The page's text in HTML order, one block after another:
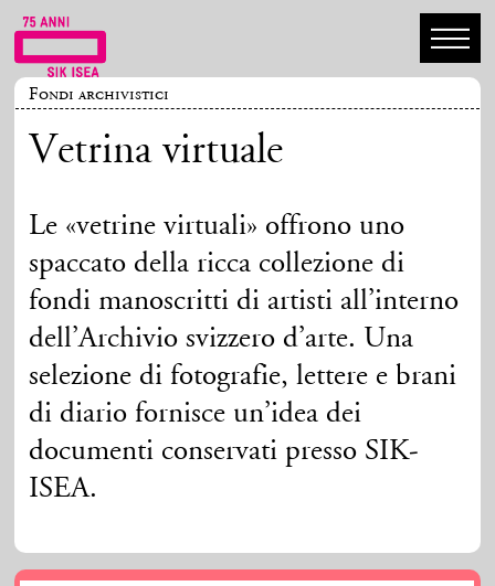
Fondi archivistici
Vetrina virtuale
Le «vetrine virtuali» offrono uno
spaccato della ricca collezione di
fondi manoscritti di artisti all’interno
dell’Archivio svizzero d’arte. Una
selezione di fotografie, lettere e brani
di diario fornisce un’idea dei
documenti conservati presso SIK-
ISEA.